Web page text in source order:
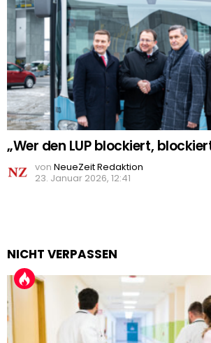
„Wer den LUP blockiert,
von NeueZeit Redaktion
23. Januar 2026, 12:41
NICHT VERPASSEN